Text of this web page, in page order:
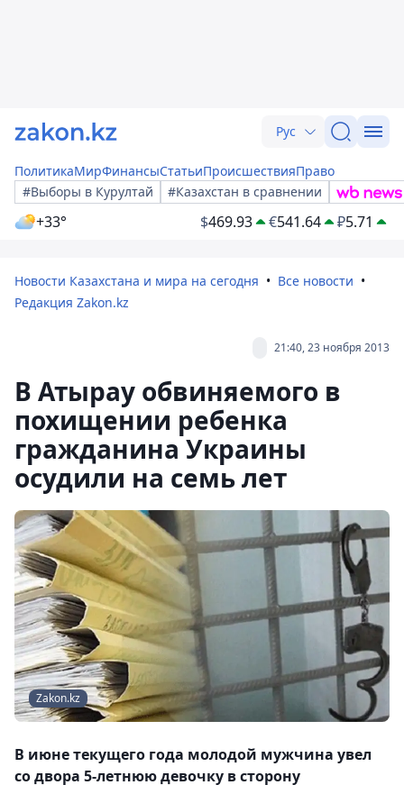
Рус
ПолитикаМирФинансыСтатьиПроисшествияПраво
#Выборы в Курултай
#Казахстан в сравнении
+33° $469.93 €541.64 ₽5.71
Новости Казахстана и мира на сегодня
Все новости
Редакция Zakon.kz
21:40, 23 ноября 2013
В Атырау обвиняемого в
похищении ребенка
гражданина Украины
осудили на семь лет
Zakon.kz
В июне текущего года молодой мужчина увел
со двора 5-летнюю девочку в сторону